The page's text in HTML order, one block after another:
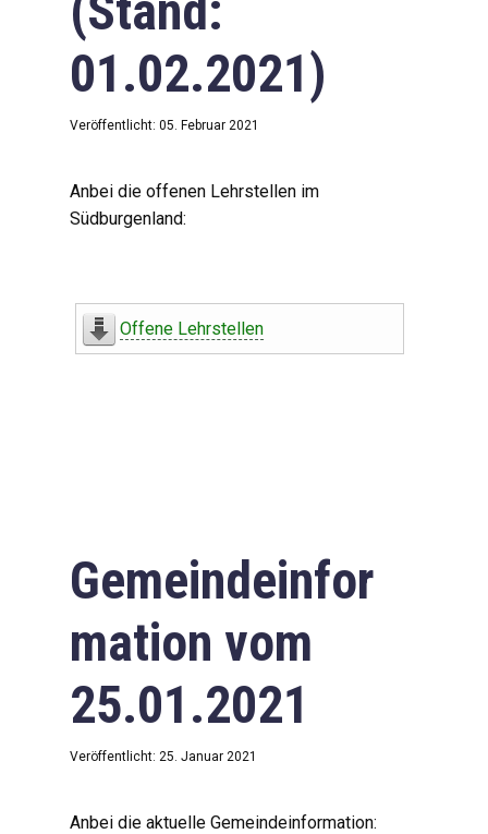
01.02.2021)
Veröffentlicht: 05. Februar 2021
Anbei die offenen Lehrstellen im
Südburgenland:
Offene Lehrstellen
Gemeindeinfor
mation vom
25.01.2021
Veröffentlicht: 25. Januar 2021
Anbei die aktuelle Gemeindeinformation: